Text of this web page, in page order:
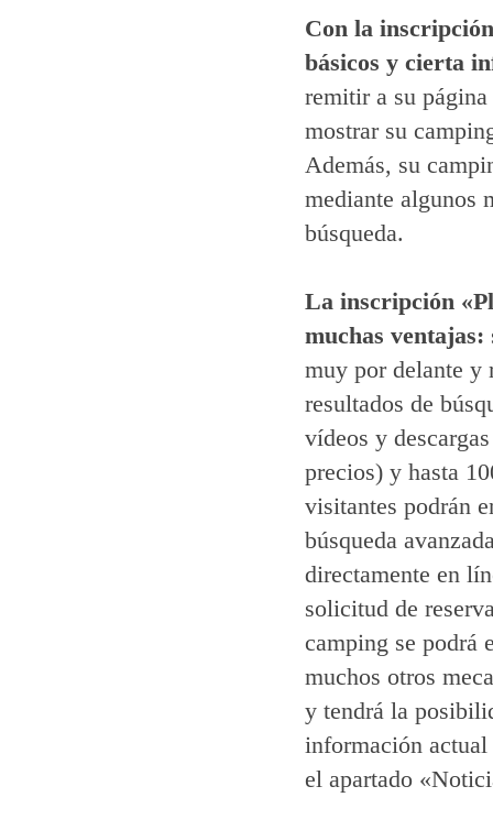
Con la
básicos y cierta
remitir a su
mostrar su
Además, su
mediante algunos
búsqueda.
La inscripción
muchas ventajas:
muy por delante y
resultados de
vídeos y
precios) y hasta
visitantes podrán
búsqueda
directamente en
solicitud de
camping se podrá
muchos otros
y tendrá la
información
el apartado